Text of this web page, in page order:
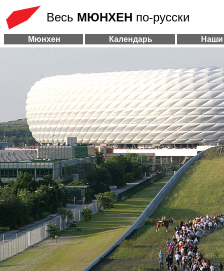
Весь МЮНХЕН по-русски
Мюнхен Календарь Наши